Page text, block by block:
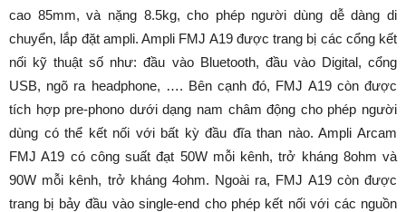
cao 85mm, và nặng 8.5kg, cho phép người dùng dễ dàng di
chuyển, lắp đặt ampli. Ampli FMJ A19 được trang bị các cổng kết
nối kỹ thuật số như: đầu vào Bluetooth, đầu vào Digital, cổng
USB, ngõ ra headphone, …. Bên cạnh đó, FMJ A19 còn được
tích hợp pre-phono dưới dạng nam châm động cho phép người
dùng có thể kết nối với bất kỳ đầu đĩa than nào. Ampli Arcam
FMJ A19 có công suất đạt 50W mỗi kênh, trở kháng 8ohm và
90W mỗi kênh, trở kháng 4ohm. Ngoài ra, FMJ A19 còn được
trang bị bảy đầu vào single-end cho phép kết nối với các nguồn